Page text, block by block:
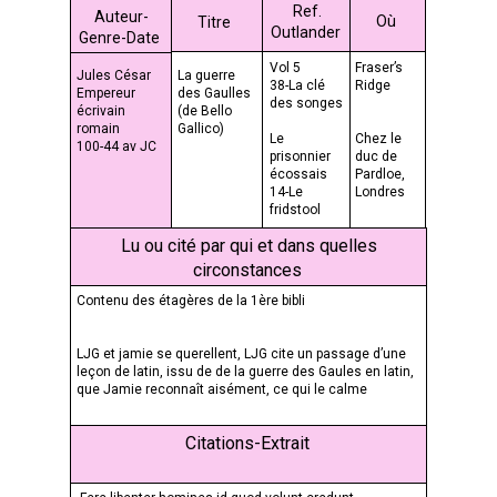
Lu ou cité par qui et dans quelles
circonstances
Jules César
Empereur
écrivain
romain
100-44 av JC
La guerre
des Gaulles
(de Bello
Gallico)
Contenu des étagères de la 1ère bibli
LJG et jamie se querellent, LJG cite un passage d’une
leçon de latin, issu de de la guerre des Gaules en latin,
que Jamie reconnaît aisément, ce qui le calme
Vol 5
38-La clé
des songes
Le
prisonnier
écossais
14-Le
fridstool
Citations-Extrait
Où
Fraser’s
Ridge
Chez le
duc de
Pardloe,
Londres
Ref.
Outlander
Auteur-
Genre-Date
Titre